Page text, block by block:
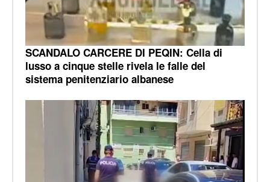
SCANDALO CARCERE DI PEQIN: Cella di
lusso a cinque stelle rivela le falle del
sistema penitenziario albanese